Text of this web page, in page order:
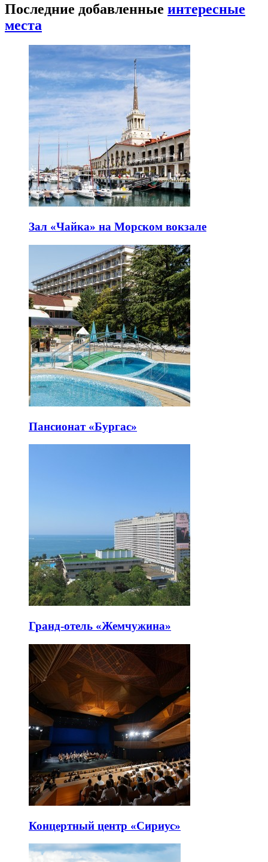
Последние добавленные интересные
места
Зал «Чайка» на Морском вокзале
Пансионат «Бургас»
Гранд-отель «Жемчужина»
Концертный центр «Сириус»